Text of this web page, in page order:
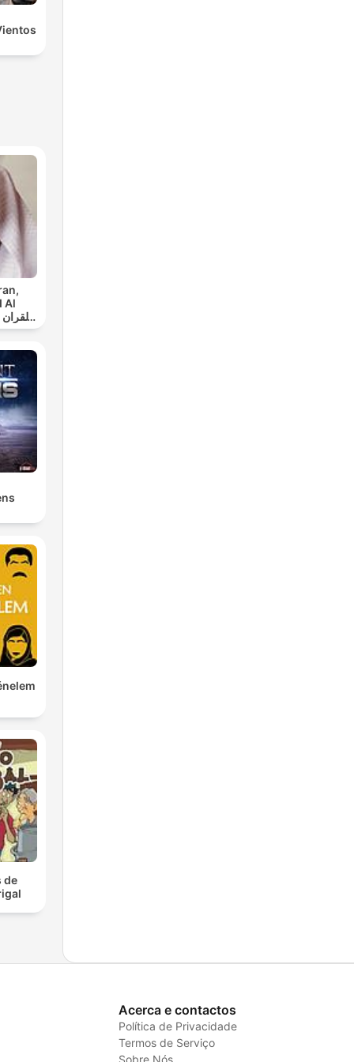
Al
de
Acerca e contactos
Política de Privacidade
Termos de Serviço
Sobre Nós